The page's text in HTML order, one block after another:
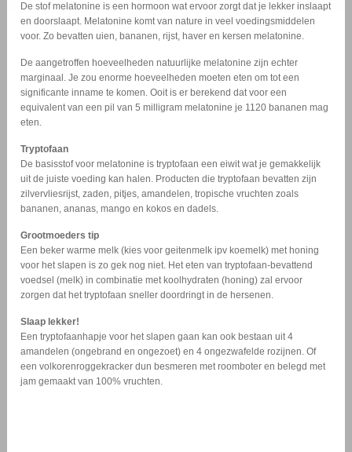
De stof melatonine is een hormoon wat ervoor zorgt dat je lekker inslaapt
en doorslaapt. Melatonine komt van nature in veel voedingsmiddelen
voor. Zo bevatten uien, bananen, rijst, haver en kersen melatonine.
De aangetroffen hoeveelheden natuurlijke melatonine zijn echter
marginaal. Je zou enorme hoeveelheden moeten eten om tot een
significante inname te komen. Ooit is er berekend dat voor een
equivalent van een pil van 5 milligram melatonine je 1120 bananen mag
eten.
Tryptofaan
De basisstof voor melatonine is tryptofaan een eiwit wat je gemakkelijk
uit de juiste voeding kan halen. Producten die tryptofaan bevatten zijn
zilvervliesrijst, zaden, pitjes, amandelen, tropische vruchten zoals
bananen, ananas, mango en kokos en dadels.
Grootmoeders tip
Een beker warme melk (kies voor geitenmelk ipv koemelk) met honing
voor het slapen is zo gek nog niet. Het eten van tryptofaan-bevattend
voedsel (melk) in combinatie met koolhydraten (honing) zal ervoor
zorgen dat het tryptofaan sneller doordringt in de hersenen.
Slaap lekker!
Een tryptofaanhapje voor het slapen gaan kan ook bestaan uit 4
amandelen (ongebrand en ongezoet) en 4 ongezwafelde rozijnen. Of
een volkorenroggekracker dun besmeren met roomboter en belegd met
jam gemaakt van 100% vruchten.